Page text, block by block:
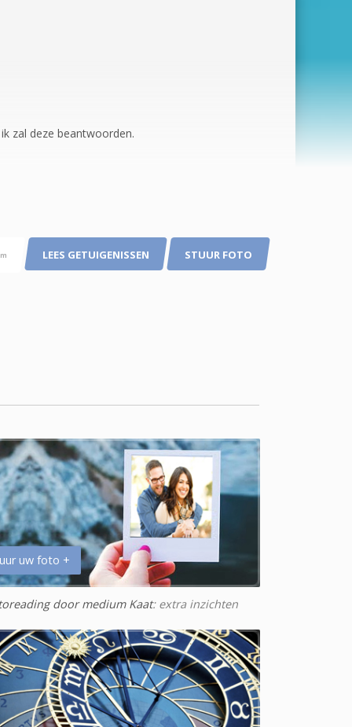
zal deze beantwoorden.
LEES GETUIGENISSEN STUUR FOTO
uw foto +
door medium Kaat: extra inzichten